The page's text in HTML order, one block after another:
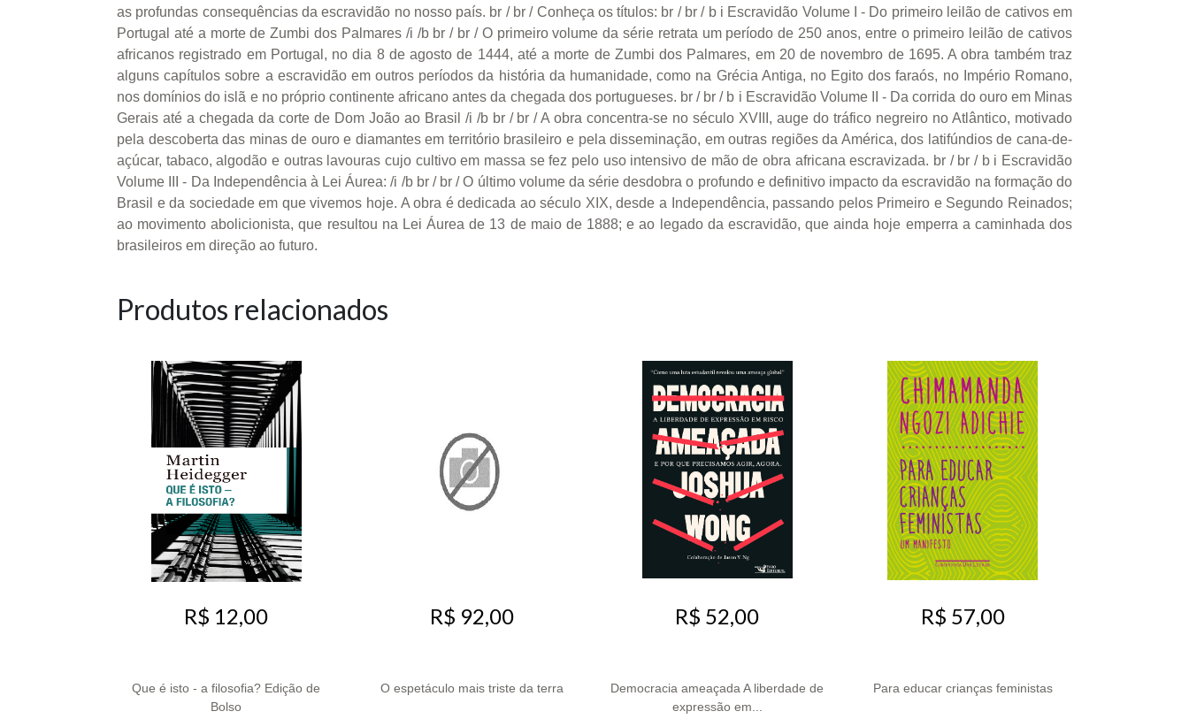
as profundas consequências da escravidão no nosso país. br / br / Conheça os títulos: br / br / b i Escravidão Volume I - Do primeiro leilão de cativos em
Portugal até a morte de Zumbi dos Palmares /i /b br / br / O primeiro volume da série retrata um período de 250 anos, entre o primeiro leilão de cativos
africanos registrado em Portugal, no dia 8 de agosto de 1444, até a morte de Zumbi dos Palmares, em 20 de novembro de 1695. A obra também traz
alguns capítulos sobre a escravidão em outros períodos da história da humanidade, como na Grécia Antiga, no Egito dos faraós, no Império Romano,
nos domínios do islã e no próprio continente africano antes da chegada dos portugueses. br / br / b i Escravidão Volume II - Da corrida do ouro em Minas
Gerais até a chegada da corte de Dom João ao Brasil /i /b br / br / A obra concentra-se no século XVIII, auge do tráfico negreiro no Atlântico, motivado
pela descoberta das minas de ouro e diamantes em território brasileiro e pela disseminação, em outras regiões da América, dos latifúndios de cana-de-
açúcar, tabaco, algodão e outras lavouras cujo cultivo em massa se fez pelo uso intensivo de mão de obra africana escravizada. br / br / b i Escravidão
Volume III - Da Independência à Lei Áurea: /i /b br / br / O último volume da série desdobra o profundo e definitivo impacto da escravidão na formação do
Brasil e da sociedade em que vivemos hoje. A obra é dedicada ao século XIX, desde a Independência, passando pelos Primeiro e Segundo Reinados;
ao movimento abolicionista, que resultou na Lei Áurea de 13 de maio de 1888; e ao legado da escravidão, que ainda hoje emperra a caminhada dos
brasileiros em direção ao futuro.
Produtos relacionados
R$ 12,00
Que é isto - a filosofia? Edição de
Bolso
R$ 92,00
O espetáculo mais triste da terra
R$ 52,00
Democracia ameaçada A liberdade de
expressão em...
R$ 57,00
Para educar crianças feministas